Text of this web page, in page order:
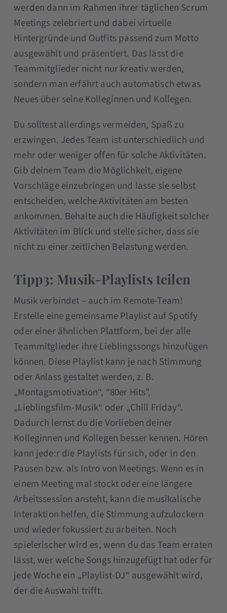
werden dann im Rahmen ihrer täglichen Scrum
Meetings zelebriert und dabei virtuelle
Hintergründe und Outfits passend zum Motto
ausgewählt und präsentiert. Das lässt die
Teammitglieder nicht nur kreativ werden,
sondern man erfährt auch automatisch etwas
Neues über seine Kolleginnen und Kollegen.
Du solltest allerdings vermeiden, Spaß zu
erzwingen. Jedes Team ist unterschiedlich und
mehr oder weniger offen für solche Aktivitäten.
Gib deinem Team die Möglichkeit, eigene
Vorschläge einzubringen und lasse sie selbst
entscheiden, welche Aktivitäten am besten
ankommen. Behalte auch die Häufigkeit solcher
Aktivitäten im Blick und stelle sicher, dass sie
nicht zu einer zeitlichen Belastung werden.
Tipp3: Musik-Playlists teilen
Musik verbindet – auch im Remote-Team!
Erstelle eine gemeinsame Playlist auf Spotify
oder einer ähnlichen Plattform, bei der alle
Teammitglieder ihre Lieblingssongs hinzufügen
können. Diese Playlist kann je nach Stimmung
oder Anlass gestaltet werden, z. B.
„Montagsmotivation“, “80er Hits”,
„Lieblingsfilm-Musik“ oder „Chill Friday“.
Dadurch lernst du die Vorlieben deiner
Kolleginnen und Kollegen besser kennen. Hören
kann jede:r die Playlists für sich, oder in den
Pausen bzw. als Intro von Meetings. Wenn es in
einem Meeting mal stockt oder eine längere
Arbeitssession ansteht, kann die musikalische
Interaktion helfen, die Stimmung aufzulockern
und wieder fokussiert zu arbeiten. Noch
spielerischer wird es, wenn du das Team erraten
lässt, wer welche Songs hinzugefügt hat oder für
jede Woche ein „Playlist-DJ“ ausgewählt wird,
der die Auswahl trifft.